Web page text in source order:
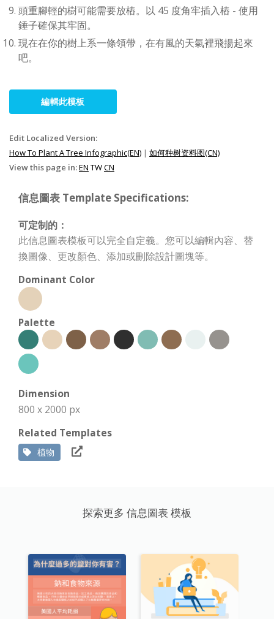
頭重腳輕的樹可能需要放樁。以 45 度角牢插入樁 - 使用
錘子確保其牢固。
現在在你的樹上系一條領帶，在有風的天氣裡飛揚起來
吧。
編輯此模板
Edit Localized Version:
How To Plant A Tree Infographic(EN) | 如何种树资料图(CN)
View this page in:EN TWCN
信息圖表 Template Specifications:
可定制的：
此信息圖表模板可以完全自定義。您可以編輯內容、替
換圖像、更改顏色、添加或刪除設計圖塊等。
Dominant Color
Palette
Dimension
800 x 2000 px
Related Templates
植物
探索更多 信息圖表 模板